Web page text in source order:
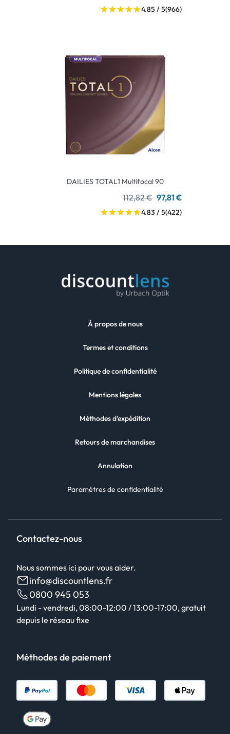
4.85 / 5(966)
DAILIES TOTAL1 Multifocal 90
112,82 € 97,81 €
4.83 / 5(422)
À propos de nous
Termes et conditions
Politique de confidentialité
Mentions légales
Méthodes d'expédition
Retours de marchandises
Annulation
Paramètres de confidentialité
Contactez-nous
Nous sommes ici pour vous aider.
info@discountlens.fr
0800 945 053
Lundi - vendredi, 08:00-12:00 / 13:00-17:00, gratuit
depuis le réseau fixe
Méthodes de paiement